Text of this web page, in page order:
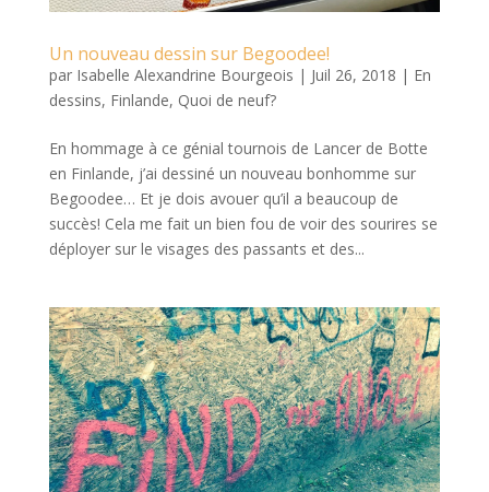
Un nouveau dessin sur Begoodee!
par Isabelle Alexandrine Bourgeois | Juil 26, 2018 | En
dessins, Finlande, Quoi de neuf?
En hommage à ce génial tournois de Lancer de Botte
en Finlande, j’ai dessiné un nouveau bonhomme sur
Begoodee… Et je dois avouer qu’il a beaucoup de
succès! Cela me fait un bien fou de voir des sourires se
déployer sur le visages des passants et des...